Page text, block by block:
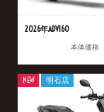
2026年ADV160
本体価格
NEW 明石店